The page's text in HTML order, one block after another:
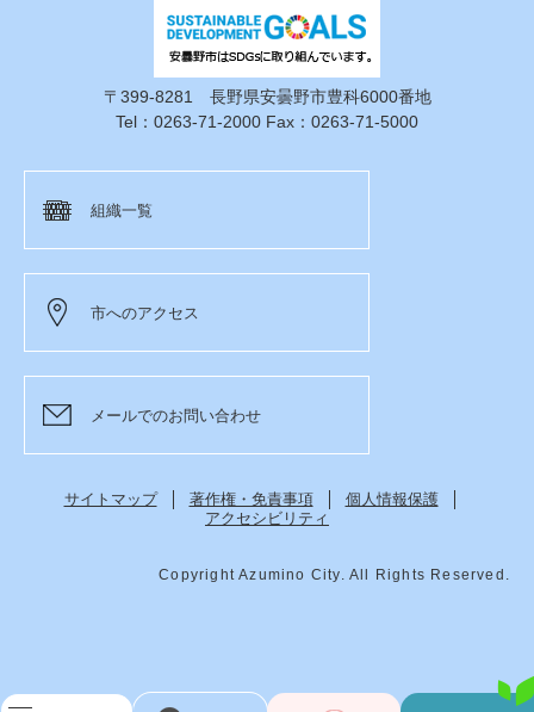
〒399-8281 長野県安曇野市豊科6000番地
Tel：0263-71-2000 Fax：0263-71-5000
組織一覧
市へのアクセス
メールでのお問い合わせ
サイトマップ 著作権・免責事項
個人情報保護
アクセシビリティ
Copyright Azumino City. All Rights Reserved.